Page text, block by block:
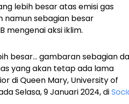
lebih besar atas emisi gas
namun sebagian besar
mengenai aksi iklim.
besar… gambaran sebagian
yang akan tetap ada lama
di Queen Mary, University of
Selasa, 9 Januari 2024, di